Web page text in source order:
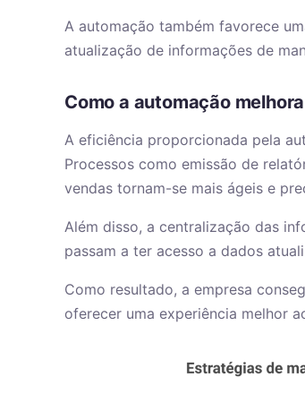
A automação também favorece
atualização de informações de
Como a automação
A eficiência proporcionada pela
Processos como emissão de
vendas tornam-se mais ágeis e
Além disso, a centralização das
passam a ter acesso a dados
Como resultado, a empresa
oferecer uma experiência melhor